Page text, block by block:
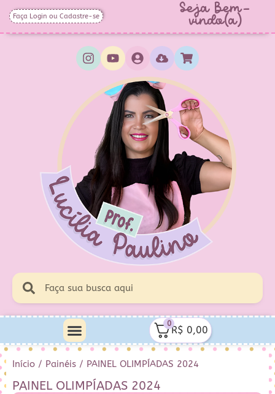
Faça Login ou Cadastre-se Seja Bem-
vindo(a)
0
R$ 0,00
Início / Painéis / PAINEL OLIMPÍADAS 2024
PAINEL OLIMPÍADAS 2024